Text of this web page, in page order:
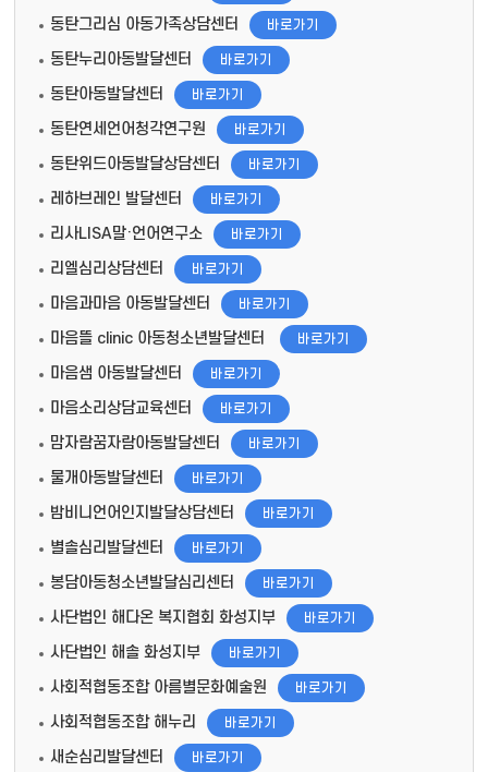
동탄그리심 아동가족상담센터 바로가기
동탄누리아동발달센터 바로가기
동탄아동발달센터 바로가기
동탄연세언어청각연구원 바로가기
동탄위드아동발달상담센터 바로가기
레하브레인 발달센터 바로가기
리사LISA말·언어연구소 바로가기
리엘심리상담센터 바로가기
마음과마음 아동발달센터 바로가기
마음뜰 clinic 아동청소년발달센터 바로가기
마음샘 아동발달센터 바로가기
마음소리상담교육센터 바로가기
맘자람꿈자람아동발달센터 바로가기
물개아동발달센터 바로가기
밤비니언어인지발달상담센터 바로가기
별솔심리발달센터 바로가기
봉담아동청소년발달심리센터 바로가기
사단법인 해다온 복지협회 화성지부 바로가기
사단법인 해솔 화성지부 바로가기
사회적협동조합 아름별문화예술원 바로가기
사회적협동조합 해누리 바로가기
새순심리발달센터 바로가기